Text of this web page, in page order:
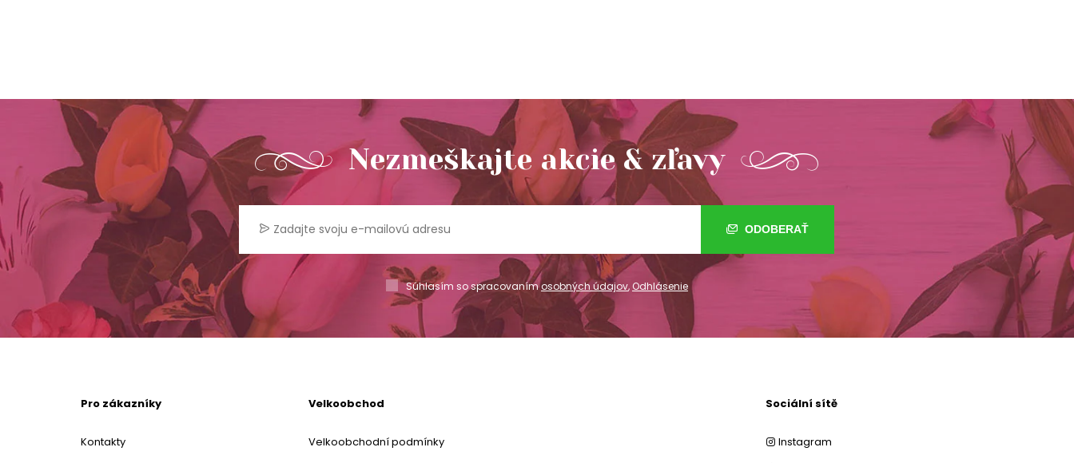
Nezmeškajte akcie & zľavy
ODOBERAŤ
Súhlasím so spracovanímosobných údajov,Odhlásenie
Pro zákazníky
Kontakty
Velkoobchod
Velkoobchodní podmínky
Sociální sítě
Instagram